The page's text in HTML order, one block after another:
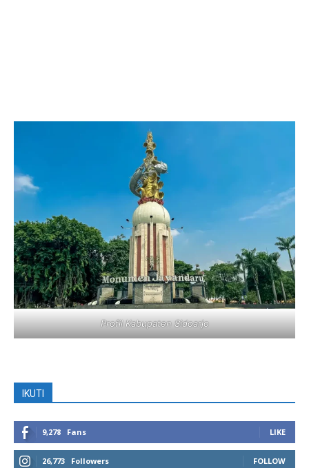
Profil Kabupaten Sidoarjo
IKUTI
9,278 Fans LIKE
26,773 Followers FOLLOW